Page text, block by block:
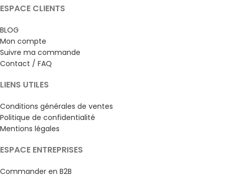
ESPACE CLIENTS
BLOG
Mon compte
Suivre ma commande
Contact / FAQ
LIENS UTILES
Conditions générales de ventes
Politique de confidentialité
Mentions légales
ESPACE ENTREPRISES
Commander en B2B